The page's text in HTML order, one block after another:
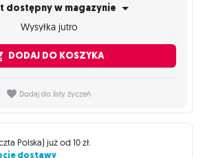
dostępny w magazynie
Wysyłka jutro
DODAJ DO KOSZYKA
Dodaj do listy życzeń
Polska) już od 10 zł
dostawy